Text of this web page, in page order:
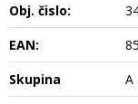
Obj. čislo:
EAN:
Skupina
A